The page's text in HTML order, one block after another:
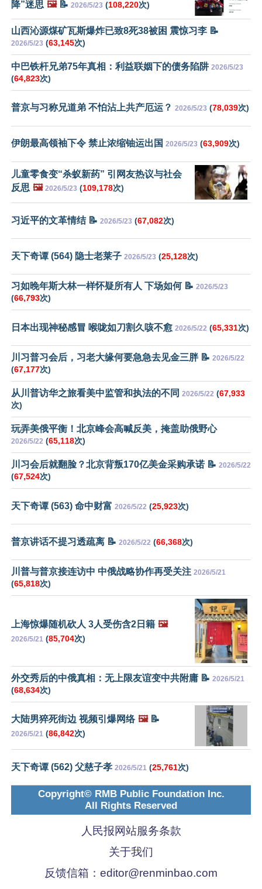
降”迷思 🖼️📝 2026/5/23 (108,220次)
山西沁源煤矿瓦斯爆炸已致8死38被困 震惊习李 📝
2026/5/23 (63,145次)
中巴铁杆兄弟75年真相：利益联姻下的债务陷阱 2026/5/23
(64,823次)
普京与习称兄道弟 不怕沾上共产厄运？ 2026/5/23 (78,039次)
伊朗最高领袖下令 禁止浓缩铀运出国 2026/5/23 (63,909次)
儿童零食变“杀蚁新药” 引网友热议与社会
反思 🖼️ 2026/5/23 (109,178次)
习近平的文革情结 📝 2026/5/23 (67,082次)
天下奇谭 (564) 隐士老莱子 2026/5/23 (25,128次)
习如晚年斯大林一样怀疑所有人 下场如何 📝 2026/5/23
(66,793次)
日本出现神秘感冒 喉咙如刀割久咳不愈 2026/5/22 (65,331次)
川习普习会后，习老大缘何要急急去见金三胖 📝 2026/5/22
(67,177次)
从川普访华之旅看美中监管和执法的不同 2026/5/22 (67,933
次)
玩弄美俄平衡！北京峰会高喊反美，掩盖助俄野心
2026/5/22 (65,118次)
川习会后就翻脸？北京背叛170亿美金采购承诺 📝 2026/5/22
(67,524次)
天下奇谭 (563) 命中财富 2026/5/22 (25,923次)
普京讲话不提习透疏离 📝 2026/5/22 (66,368次)
川普与普京接连访中 中俄战略协作再受关注 2026/5/21
(65,818次)
上海惊爆随机砍人 3人受伤含2日籍 🖼️
2026/5/21 (85,704次)
外交秀后的中俄真相：无上限友谊变中共附庸 📝 2026/5/21
(68,634次)
大陆男猝死街边 视频引爆网络 🖼️📝
2026/5/21 (86,842次)
天下奇谭 (562) 父慈子孝 2026/5/21 (25,761次)
Copyright© RMB Public Foundation Inc.
All Rights Reserved
人民报网站服务条款
关于我们
反馈信箱： editor@renminbao.com